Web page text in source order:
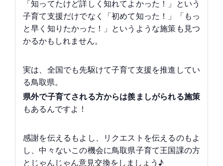
「知ってたけど詳しく知れてよかった！」という
子育て支援だけでなく「初めて知った！」「もっ
と早く知りたかった！」というような施策も見つ
かるかもしれません。
実は、全国でも先駆けて子育て支援を推進してい
る鳥取県。
県外で子育てされる方からは羨ましがられる施策
もあるんですよ！
感謝を伝えるもよし、リクエストを伝えるのもよ
し、中々ないこの機会に鳥取県子育て王国課の方
とじゃんじゃん意見交換をしましょう♪